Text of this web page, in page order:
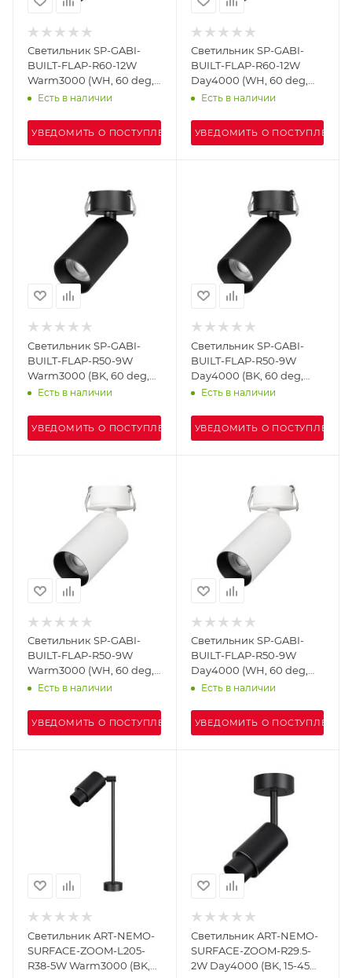
Светильник SP-GABI-
BUILT-FLAP-R60-12W
Warm3000 (WH, 60 deg,
230V) (Arlight, IP40
Есть в наличии
УВЕДОМИТЬ О ПОСТУПЛЕНИИ
Светильник SP-GABI-
BUILT-FLAP-R60-12W
Day4000 (WH, 60 deg,
230V) (Arlight, IP40
Есть в наличии
УВЕДОМИТЬ О ПОСТУПЛЕНИИ
Светильник SP-GABI-
BUILT-FLAP-R50-9W
Warm3000 (BK, 60 deg,
230V) (Arlight, IP40
Есть в наличии
УВЕДОМИТЬ О ПОСТУПЛЕНИИ
Светильник SP-GABI-
BUILT-FLAP-R50-9W
Day4000 (BK, 60 deg,
230V) (Arlight, IP40
Есть в наличии
УВЕДОМИТЬ О ПОСТУПЛЕНИИ
Светильник SP-GABI-
BUILT-FLAP-R50-9W
Warm3000 (WH, 60 deg,
230V) (Arlight, IP40
Есть в наличии
УВЕДОМИТЬ О ПОСТУПЛЕНИИ
Светильник SP-GABI-
BUILT-FLAP-R50-9W
Day4000 (WH, 60 deg,
230V) (Arlight, IP40
Есть в наличии
УВЕДОМИТЬ О ПОСТУПЛЕНИИ
Светильник ART-NEMO-
SURFACE-ZOOM-L205-
R38-5W Warm3000 (BK,
Светильник ART-NEMO-
SURFACE-ZOOM-R29.5-
2W Day4000 (BK, 15-45